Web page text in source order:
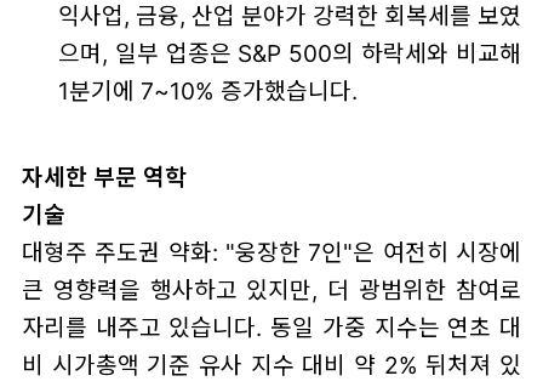
익사업, 금융, 산업 분야가 강력한 회복세를 보였
으며, 일부 업종은 S&P 500의 하락세와 비교해
1분기에 7~10% 증가했습니다.
자세한 부문 역학
기술
대형주 주도권 약화: "웅장한 7인"은 여전히 시장에
큰 영향력을 행사하고 있지만, 더 광범위한 참여로
자리를 내주고 있습니다. 동일 가중 지수는 연초 대
비 시가총액 기준 유사 지수 대비 약 2% 뒤처져 있